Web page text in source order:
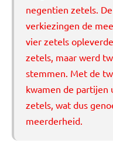
negentien zetels.
verkiezingen de
vier zetels
zetels, maar werd
stemmen. Met de
kwamen de partijen
zetels, wat dus
meerderheid.